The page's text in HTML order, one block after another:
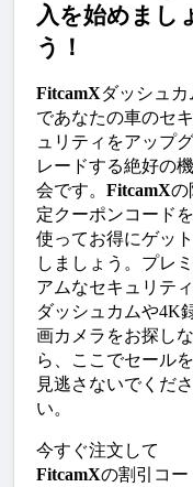
入を始めまし
う！
FitcamXダッシュカ
であなたの車のセキ
ュリティをアップグ
レードする絶好の機
会です。 FitcamXの
定クーポンコードを
使ってお得にゲット
しましょう。プレミ
アムなセキュリティ
ダッシュカムや4K
画カメラをお探しな
ら、ここでセールを
見逃さないでくださ
い。
今すぐ注文して
FitcamXの割引コー